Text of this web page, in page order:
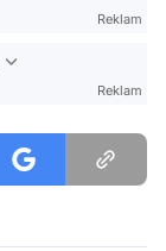
Reklam
Reklam